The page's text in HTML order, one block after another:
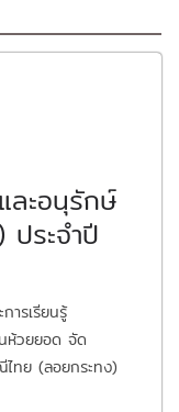
ละอนุรักษ์
ประจำปี
รเรียนรู้
ห้วยยอด จัด
ทย (ลอยกระทง)